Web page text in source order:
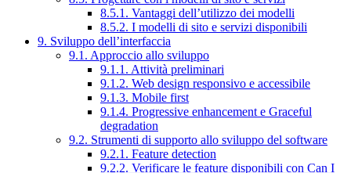
8.5.1. Vantaggi dell’utilizzo dei modelli
8.5.2. I modelli di sito e servizi disponibili
9. Sviluppo dell’interfaccia
9.1. Approccio allo sviluppo
9.1.1. Attività preliminari
9.1.2. Web design responsivo e accessibile
9.1.3. Mobile first
9.1.4. Progressive enhancement e Graceful
degradation
9.2. Strumenti di supporto allo sviluppo del software
9.2.1. Feature detection
9.2.2. Verificare le feature disponibili con Can I